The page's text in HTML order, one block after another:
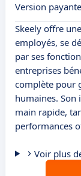
Version
Skeely offre
employés, se
par ses
entreprises
complète pour
humaines. Son
main rapide,
performances
Voir plus